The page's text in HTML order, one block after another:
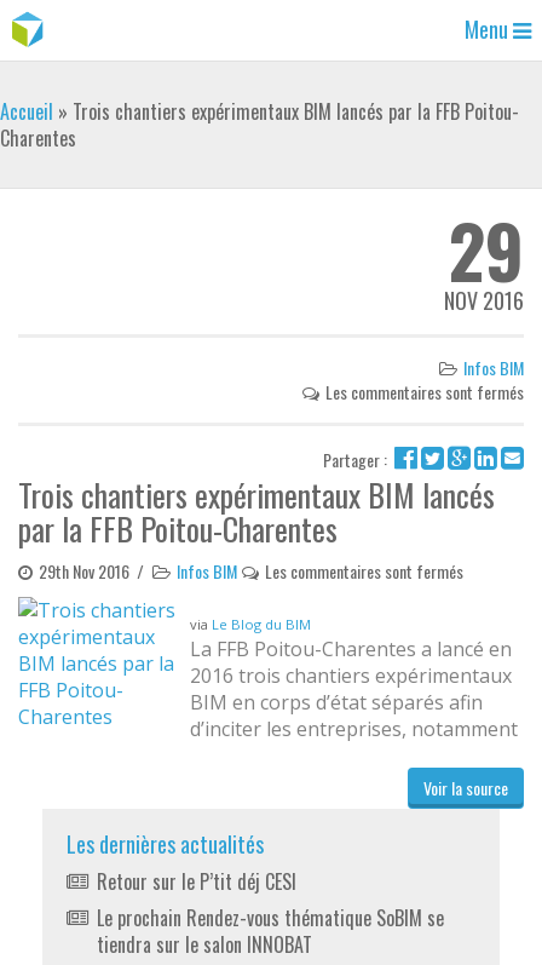
Menu
Accueil » Trois chantiers expérimentaux BIM lancés par la FFB Poitou-
Charentes
29
NOV 2016
Infos BIM
Les commentaires sont fermés
Partager :
Trois chantiers expérimentaux BIM lancés
par la FFB Poitou-Charentes
29th Nov 2016 / Infos BIM Les commentaires sont fermés
via Le Blog du BIM
La FFB Poitou-Charentes a lancé en
2016 trois chantiers expérimentaux
BIM en corps d’état séparés afin
d’inciter les entreprises, notamment
BIM. Daniel Ridoret, encore actuel
président de la FFB Poitou-
Charentes et vice-président de la
FFB Nouvelle Aquitaine, nous
explique les tenants et les
aboutissants de ce vaste projet.
Voir la source
Les dernières actualités
Retour sur le P’tit déj CESI
Le prochain Rendez-vous thématique SoBIM se
tiendra sur le salon INNOBAT